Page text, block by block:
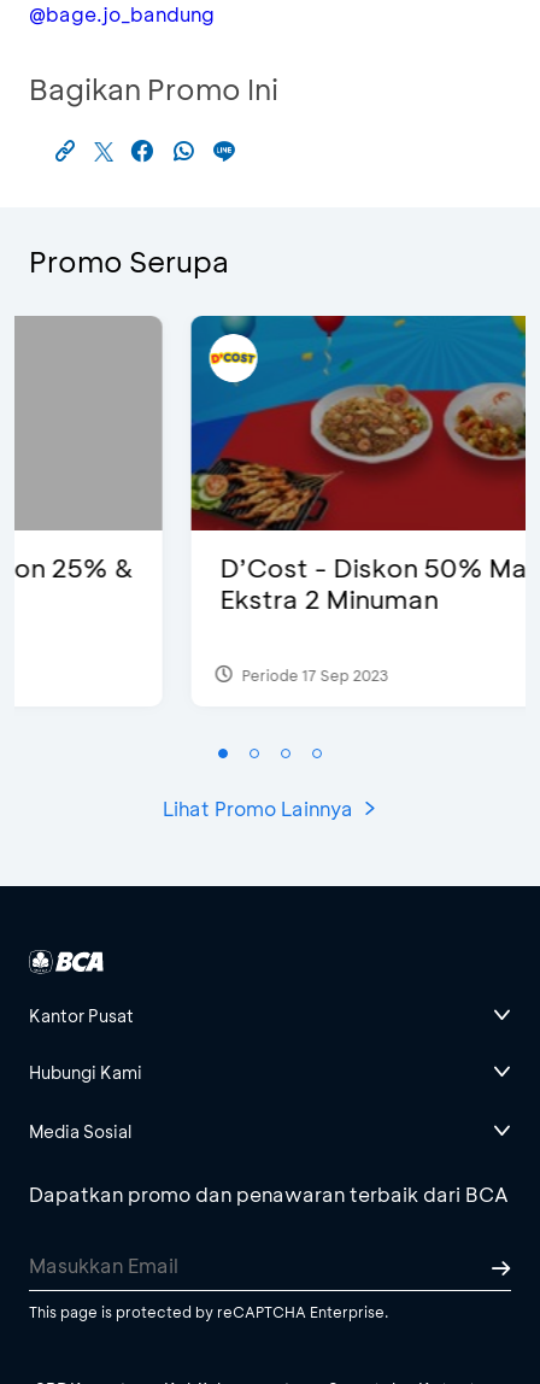
@bage.jo_bandung
Bagikan Promo Ini
Promo Serupa
D’Cost - Diskon 50% Makanan &
Ekstra 2 Minuman
Periode 17 Sep 2023
Lihat Promo Lainnya
Kantor Pusat
Hubungi Kami
Media Sosial
Dapatkan promo dan penawaran terbaik dari BCA
This page is protected by reCAPTCHA Enterprise.